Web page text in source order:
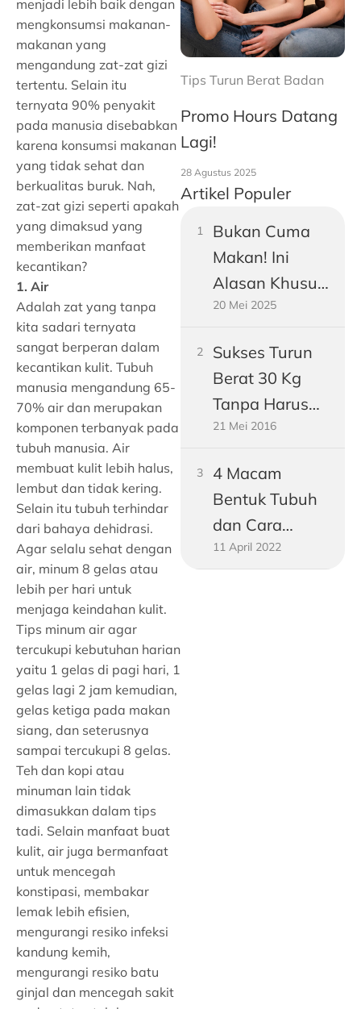
menjadi lebih baik dengan
mengkonsumsi makanan-
makanan yang
mengandung zat-zat gizi
tertentu. Selain itu
ternyata 90% penyakit
pada manusia disebabkan
karena konsumsi makanan
yang tidak sehat dan
berkualitas buruk. Nah,
zat-zat gizi seperti apakah
yang dimaksud yang
memberikan manfaat
kecantikan?
1. Air
Adalah zat yang tanpa
kita sadari ternyata
sangat berperan dalam
kecantikan kulit. Tubuh
manusia mengandung 65-
70% air dan merupakan
komponen terbanyak pada
tubuh manusia. Air
membuat kulit lebih halus,
lembut dan tidak kering.
Selain itu tubuh terhindar
dari bahaya dehidrasi.
Agar selalu sehat dengan
air, minum 8 gelas atau
lebih per hari untuk
menjaga keindahan kulit.
Tips minum air agar
tercukupi kebutuhan harian
yaitu 1 gelas di pagi hari, 1
gelas lagi 2 jam kemudian,
gelas ketiga pada makan
siang, dan seterusnya
sampai tercukupi 8 gelas.
Teh dan kopi atau
minuman lain tidak
dimasukkan dalam tips
tadi. Selain manfaat buat
kulit, air juga bermanfaat
untuk mencegah
konstipasi, membakar
lemak lebih efisien,
mengurangi resiko infeksi
kandung kemih,
mengurangi resiko batu
ginjal dan mencegah sakit
Tips Turun Berat Badan
Promo Hours Datang
Lagi!
28 Agustus 2025
Artikel Populer
Bukan Cuma
Makan! Ini
Alasan Khusus
Perut Pria
Gampang
Buncit
20 Mei 2025
Sukses Turun
Berat 30 Kg
Tanpa Harus
Jadi Vegetarian
21 Mei 2016
4 Macam
Bentuk Tubuh
dan Cara
Mengukurnya!
11 April 2022